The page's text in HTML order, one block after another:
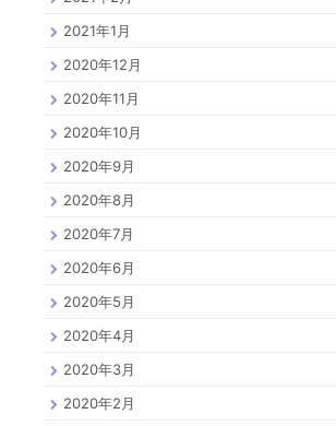
2021年1月
2020年12月
2020年11月
2020年10月
2020年9月
2020年8月
2020年7月
2020年6月
2020年5月
2020年4月
2020年3月
2020年2月